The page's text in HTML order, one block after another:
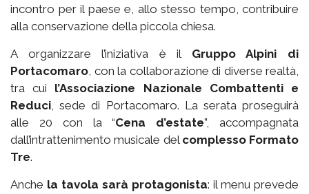
incontro per il paese e, allo stesso tempo, contribuire
alla conservazione della piccola chiesa.
A organizzare l’iniziativa è il Gruppo Alpini di
Portacomaro, con la collaborazione di diverse realtà,
tra cui l’Associazione Nazionale Combattenti e
Reduci, sede di Portacomaro. La serata proseguirà
alle 20 con la “Cena d’estate”, accompagnata
dall’intrattenimento musicale del complesso Formato
Tre.
Anche la tavola sarà protagonista: il menu prevede